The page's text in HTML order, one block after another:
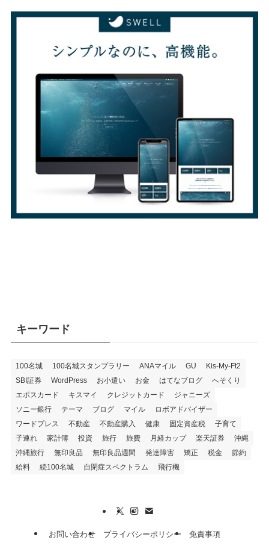
キーワード
100名城 100名城スタンプラリー ANAマイル GU
Kis-My-Ft2
SBI証券
WordPress お小遣い お金 はてなブログ
へそくり
エポスカード
キスマイ クレジットカード
ジャニーズ
ソニー銀行
テーマ ブログ マイル
ロボアドバイザー
ワードプレス
不動産 不動産購入 健康 固定資産税
子育て
子連れ
家計簿 投資 旅行 旅費 月経カップ 楽天証券
沖縄
沖縄旅行
無印良品 無印良品週間 発達障害 矯正 税金
節約
給料
続100名城 自閉症スペクトラム 飛行機
お問い合わせ プライバシーポリシー 免責事項